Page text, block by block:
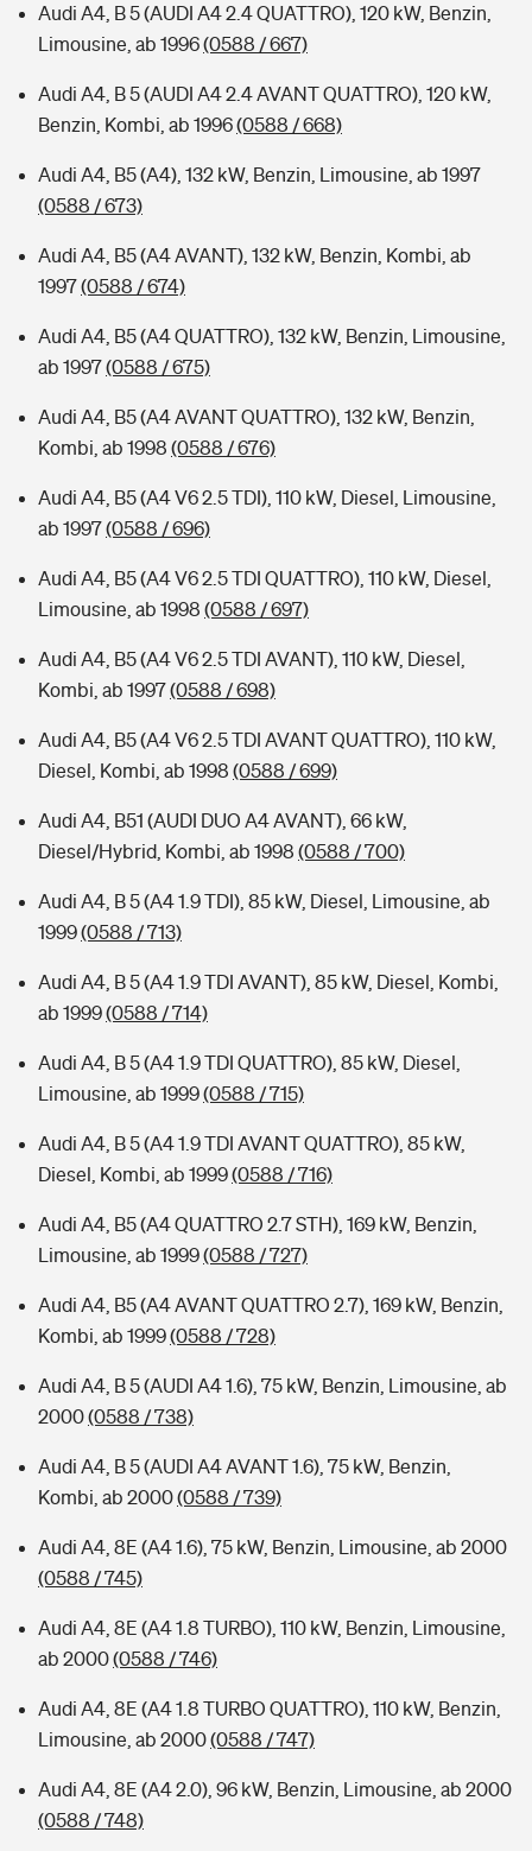
Audi A4, B 5 (AUDI A4 2.4 QUATTRO), 120 kW, Benzin,
Limousine, ab 1996(0588 / 667)
Audi A4, B 5 (AUDI A4 2.4 AVANT QUATTRO), 120 kW,
Benzin, Kombi, ab 1996(0588 / 668)
Audi A4, B5 (A4), 132 kW, Benzin, Limousine, ab 1997
(0588 / 673)
Audi A4, B5 (A4 AVANT), 132 kW, Benzin, Kombi, ab
1997(0588 / 674)
Audi A4, B5 (A4 QUATTRO), 132 kW, Benzin, Limousine,
ab 1997(0588 / 675)
Audi A4, B5 (A4 AVANT QUATTRO), 132 kW, Benzin,
Kombi, ab 1998 (0588 / 676)
Audi A4, B5 (A4 V6 2.5 TDI), 110 kW, Diesel, Limousine,
ab 1997(0588 / 696)
Audi A4, B5 (A4 V6 2.5 TDI QUATTRO), 110 kW, Diesel,
Limousine, ab 1998 (0588 / 697)
Audi A4, B5 (A4 V6 2.5 TDI AVANT), 110 kW, Diesel,
Kombi, ab 1997(0588 / 698)
Audi A4, B5 (A4 V6 2.5 TDI AVANT QUATTRO), 110 kW,
Diesel, Kombi, ab 1998 (0588 / 699)
Audi A4, B51 (AUDI DUO A4 AVANT), 66 kW,
Diesel/Hybrid, Kombi, ab 1998 (0588 / 700)
Audi A4, B 5 (A4 1.9 TDI), 85 kW, Diesel, Limousine, ab
1999(0588 / 713)
Audi A4, B 5 (A4 1.9 TDI AVANT), 85 kW, Diesel, Kombi,
ab 1999(0588 / 714)
Audi A4, B 5 (A4 1.9 TDI QUATTRO), 85 kW, Diesel,
Limousine, ab 1999(0588 / 715)
Audi A4, B 5 (A4 1.9 TDI AVANT QUATTRO), 85 kW,
Diesel, Kombi, ab 1999(0588 / 716)
Audi A4, B5 (A4 QUATTRO 2.7 STH), 169 kW, Benzin,
Limousine, ab 1999(0588 / 727)
Audi A4, B5 (A4 AVANT QUATTRO 2.7), 169 kW, Benzin,
Kombi, ab 1999(0588 / 728)
Audi A4, B 5 (AUDI A4 1.6), 75 kW, Benzin, Limousine, ab
2000(0588 / 738)
Audi A4, B 5 (AUDI A4 AVANT 1.6), 75 kW, Benzin,
Kombi, ab 2000(0588 / 739)
Audi A4, 8E (A4 1.6), 75 kW, Benzin, Limousine, ab 2000
(0588 / 745)
Audi A4, 8E (A4 1.8 TURBO), 110 kW, Benzin, Limousine,
ab 2000(0588 / 746)
Audi A4, 8E (A4 1.8 TURBO QUATTRO), 110 kW, Benzin,
Limousine, ab 2000(0588 / 747)
Audi A4, 8E (A4 2.0), 96 kW, Benzin, Limousine, ab 2000
(0588 / 748)